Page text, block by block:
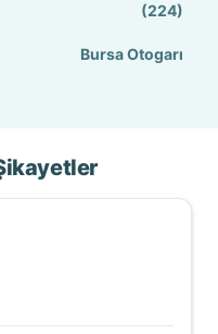
(224)
Bursa Otogarı